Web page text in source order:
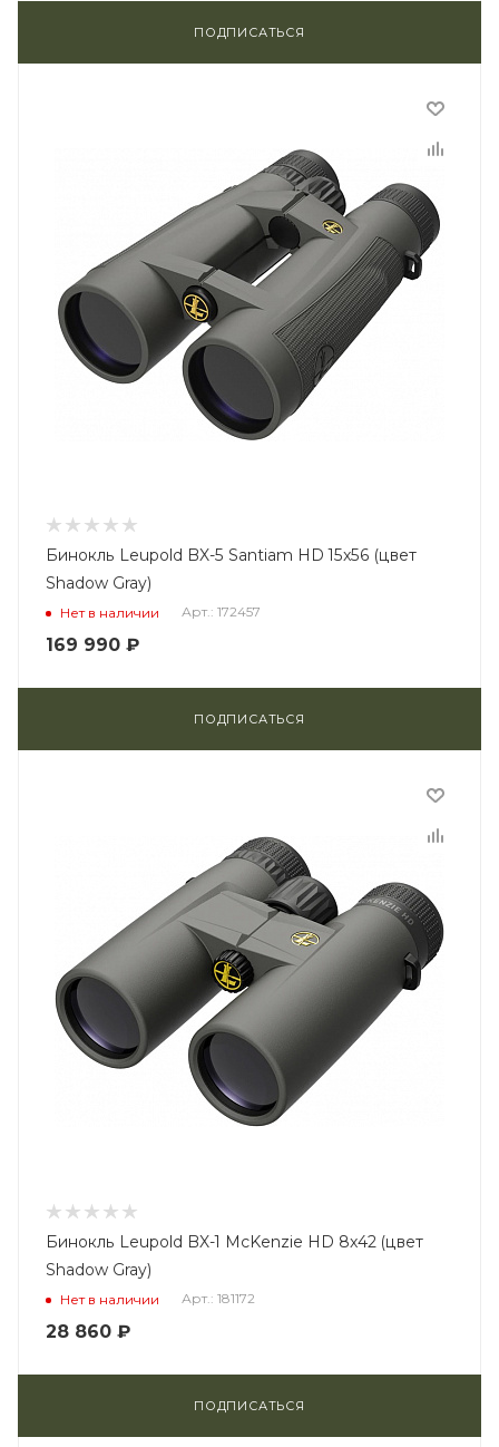
ПОДПИСАТЬСЯ
Бинокль Leupold BX-5 Santiam HD 15x56 (цвет
Shadow Gray)
Нет в наличии Арт.: 172457
169 990 ₽
ПОДПИСАТЬСЯ
Бинокль Leupold BX-1 McKenzie HD 8x42 (цвет
Shadow Gray)
Нет в наличии Арт.: 181172
28 860 ₽
ПОДПИСАТЬСЯ